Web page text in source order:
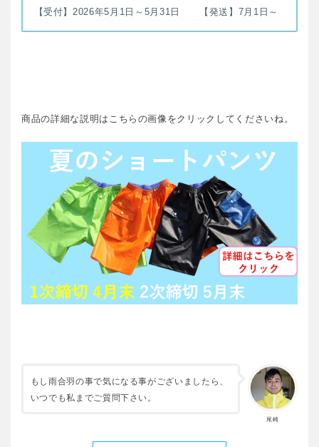
【受付】2026年5月1日～5月31日 【発送】7月1日～
商品の詳細な説明はこちらの画像をクリックしてくださいね。
尾崎
もし雨合羽の事で気になる事がございましたら、
いつでも私までご質問下さい。